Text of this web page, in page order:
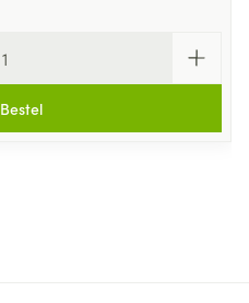
Bestel